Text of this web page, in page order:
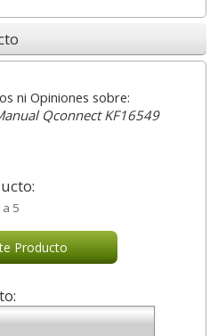
ni Opiniones sobre:
Qconnect KF16549
5
Producto